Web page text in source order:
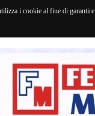
i cookie al fine di